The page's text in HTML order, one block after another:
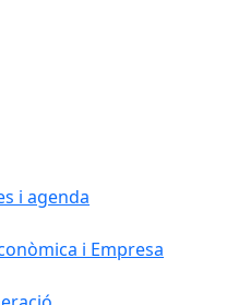
i agenda
i Empresa